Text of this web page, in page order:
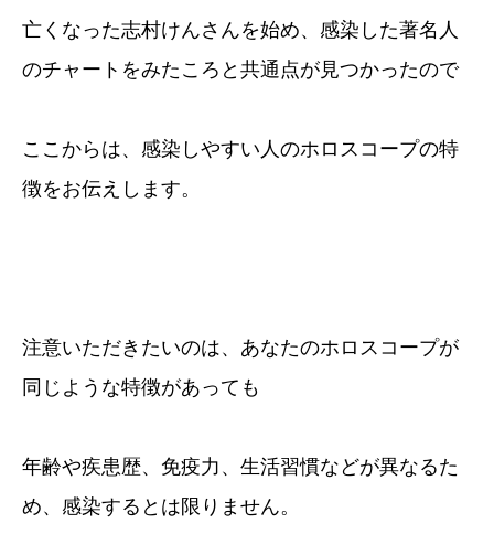
亡くなった志村けんさんを始め、感染した著名人
のチャートをみたころと共通点が見つかったので
ここからは、感染しやすい人のホロスコープの特
徴をお伝えします。
注意いただきたいのは、あなたのホロスコープが
同じような特徴があっても
年齢や疾患歴、免疫力、生活習慣などが異なるた
め、感染するとは限りません。